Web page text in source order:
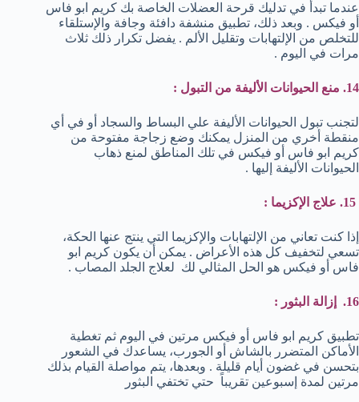
عندما تبدأ في تدليك قرحة العضلات الخاصة بك كريم ابو فاس
أو فيكس . وبعد ذلك، تطبيق منشفة دافئة وجافة والإستلقاء
للتخلص من الإلتهابات وتقليل الألم . يفضل تكرار ذلك ثلاث
مرات في اليوم .
14. منع الحيوانات الأليفة من التبول :
لتجنب تبول الحيوانات الأليفة علي البساط والسجاد أو في أي
منقطة أخري من المنزل يمكنك وضع زجاجة مفتوحة من
كريم ابو فاس أو فيكس في تلك المناطق لمنع ذهاب
الحيوانات الأليفة إليها .
إذا كنت تعاني من الإلتهابات والإكزيما التي ينتج عنها الحكة،
تسعي لتخفيف كل هذه الأعراض . يمكن أن يكون كريم ابو
فاس أو فيكس هو الحل المثالي لك لعلاج الجلد المصاب .
16. إزالة البثور :
تطبيق كريم ابو فاس أو فيكس مرتين في اليوم ثم تغطية
الأماكن المتضرر بالشاش أو الجورب، يساعدك في الشعور
بتحسن في غضون أيام قليلة . وبعدها، يتم مواصلة القيام بذلك
مرتين لمدة إسبوعين تقريباً حتي تختفي البثور